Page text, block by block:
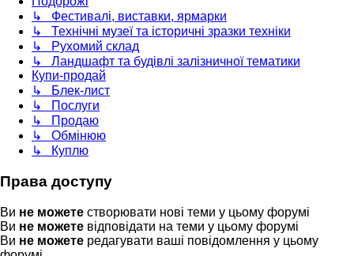
↳ Фестивалі, виставки, ярмарки
↳ Технічні музеї та історичні зразки техніки
↳ Рухомий склад
↳ Ландшафт та будівлі залізничної тематики
Купи-продай
↳ Блек-лист
↳ Послуги
↳ Продаю
↳ Обмінюю
↳ Куплю
Права доступу
Ви не можете створювати нові теми у цьому форумі
Ви не можете відповідати на теми у цьому форумі
Ви не можете редагувати ваші повідомлення у цьому